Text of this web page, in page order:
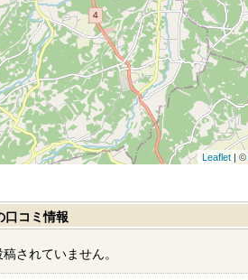
Leaflet| ©
口コミ情報
されていません。